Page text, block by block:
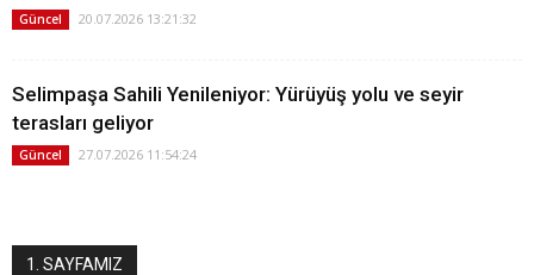
Güncel 20.07.2026 13:21:32
Selimpaşa Sahili Yenileniyor: Yürüyüş yolu ve seyir
terasları geliyor
Güncel 27.07.2026 11:54:24
1. SAYFAMIZ